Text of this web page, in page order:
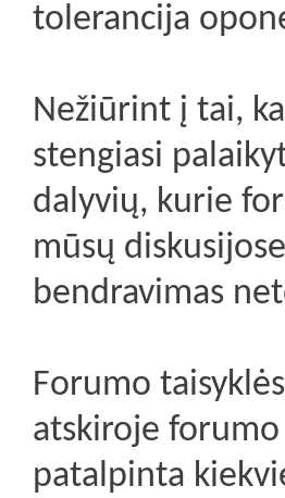
tolerancija
Nežiūrint į tai,
stengiasi
dalyvių, kurie
mūsų
bendravimas
Forumo
atskiroje forumo
patalpinta